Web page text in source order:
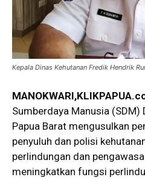
Kepala Dinas Kehutanan Fredik Hendrik
Sumberdaya Manusia (SDM)
Papua Barat mengusulkan
penyuluh dan polisi
perlindungan dan
meningkatkan fungsi